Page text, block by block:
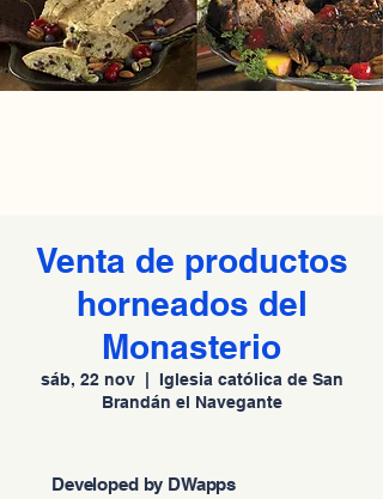
Venta de productos
horneados del
Monasterio
sáb, 22 nov
  |
Iglesia católica de San
Brandán el Navegante
Developed by DWapps